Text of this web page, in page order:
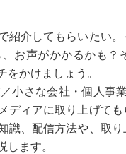
紹介してもらいたい
お声がかかるかも？
をかけましょう。
小さな会社・個人事
ディアに取り上げても
識、配信方法や、取
します。